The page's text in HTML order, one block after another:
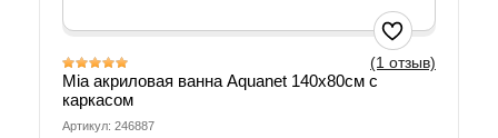
(1 отзыв)
Mia акриловая ванна Aquanet 140х80см с
каркасом
Артикул: 246887